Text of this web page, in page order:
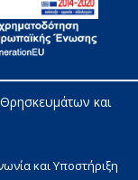
και
και Υποστήριξη